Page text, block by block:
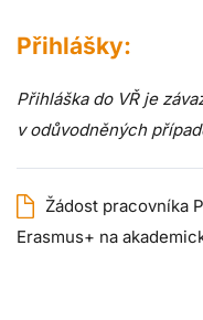
Přihlášky:
Přihláška do VŘ je
v odůvodněných
Žádost pracovníka
Erasmus+ na